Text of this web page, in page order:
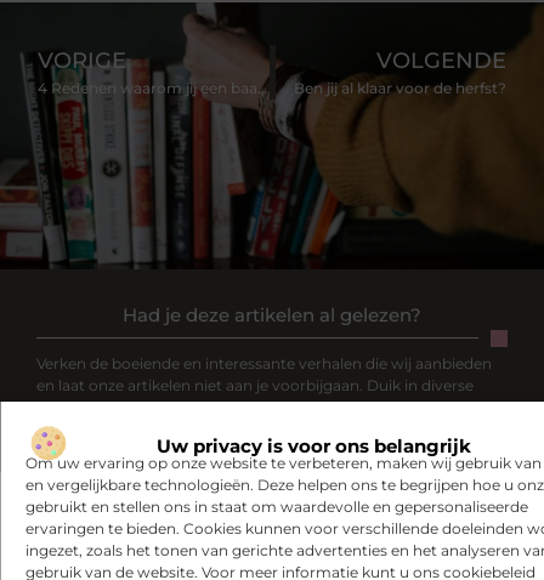
Uw privacy is voor ons belangrijk
Om uw ervaring op onze website te verbeteren, maken wij gebruik van
en vergelijkbare technologieën. Deze helpen ons te begrijpen hoe u
gebruikt en stellen ons in staat om waardevolle en gepersonaliseerde
ervaringen te bieden. Cookies kunnen voor verschillende doeleinden
ingezet, zoals het tonen van gerichte advertenties en het analyseren
gebruik van de website. Voor meer informatie kunt u ons cookiebeleid
Had je deze artikelen al gelezen?
Verken de boeiende en interessante verhalen die wij aanbieden
en laat onze artikelen niet aan je voorbijgaan. Duik in diverse
onderwerpen en blijf goed op de hoogte!
VORIGE
4 Redenen waarom jij een baan bij de gemeente zou moeten overwegen
VOLGENDE
Ben jij al klaar voor de herfst?
Gerelateerde artikelendie u mogelijk